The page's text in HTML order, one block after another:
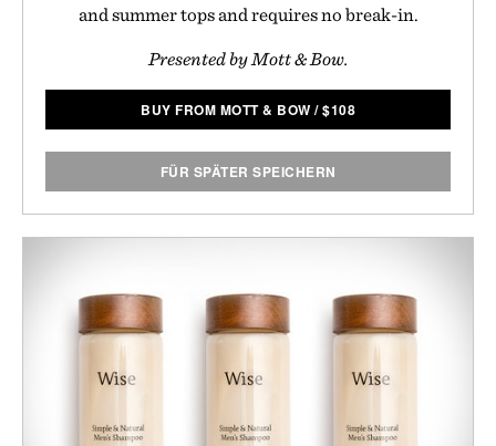
and summer tops and requires no break-in.
Presented by Mott & Bow.
BUY FROM MOTT & BOW /$108
FÜR SPÄTER SPEICHERN